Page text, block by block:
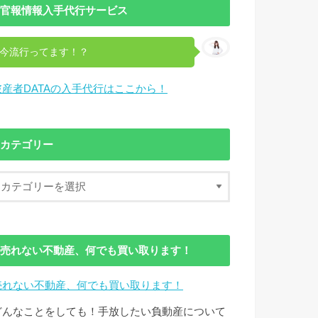
官報情報入手代行サービス
今流行ってます！？
者DATAの入手代行はここから！
カテゴリー
売れない不動産、何でも買い取ります！
ない不動産、何でも買い取ります！
んなことをしても！手放したい負動産について